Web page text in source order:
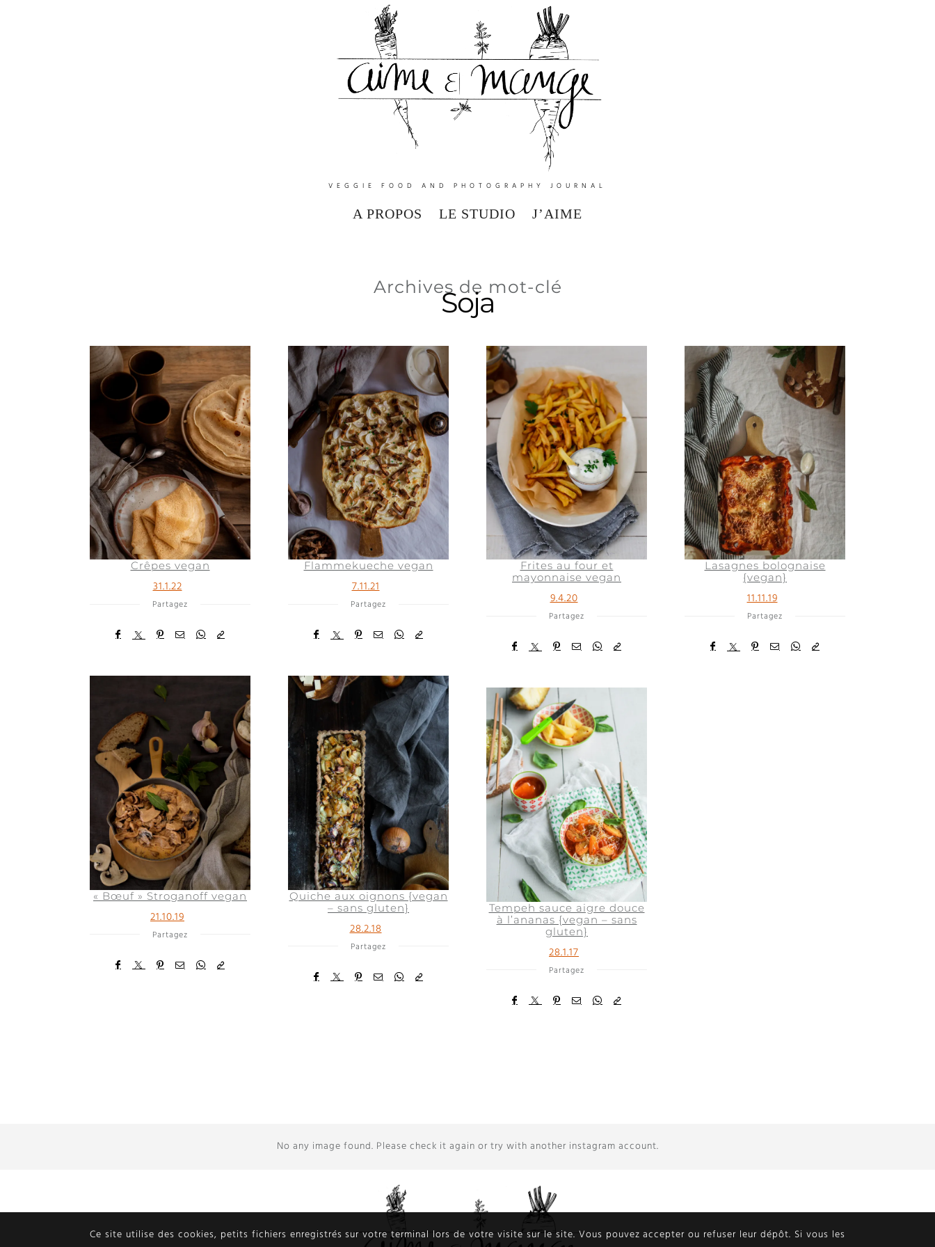
VEGGIE FOOD AND PHOTOGRAPHY JOURNAL
A PROPOS LE STUDIO J’AIME
Archives de mot-clé
Soja
Crêpes vegan
31.1.22
Partagez
Flammekueche vegan
7.11.21
Partagez
Frites au four et
mayonnaise vegan
9.4.20
Partagez
Lasagnes bolognaise
{vegan}
11.11.19
Partagez
« Bœuf » Stroganoff vegan
21.10.19
Partagez
Quiche aux oignons {vegan
– sans gluten}
28.2.18
Partagez
Tempeh sauce aigre douce
à l’ananas {vegan – sans
gluten}
28.1.17
Partagez
No any image found. Please check it again or try with another instagram account.
Ce site utilise des cookies, petits fichiers enregistrés sur votre terminal lors de votre visite sur le site. Vous pouvez accepter ou refuser leur dépôt. Si vous les